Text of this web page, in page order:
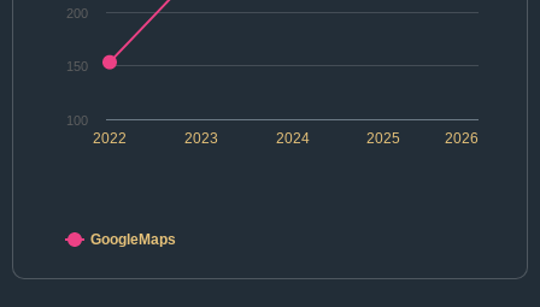
2022 2024 2026
2023 2025
100
150
200
GoogleMaps